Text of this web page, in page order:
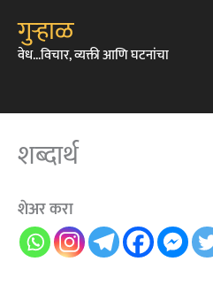
गुऱ्हाळ
वेध...विचार, व्यक्ती आणि घटनांचा
शब्दार्थ
शेअर करा